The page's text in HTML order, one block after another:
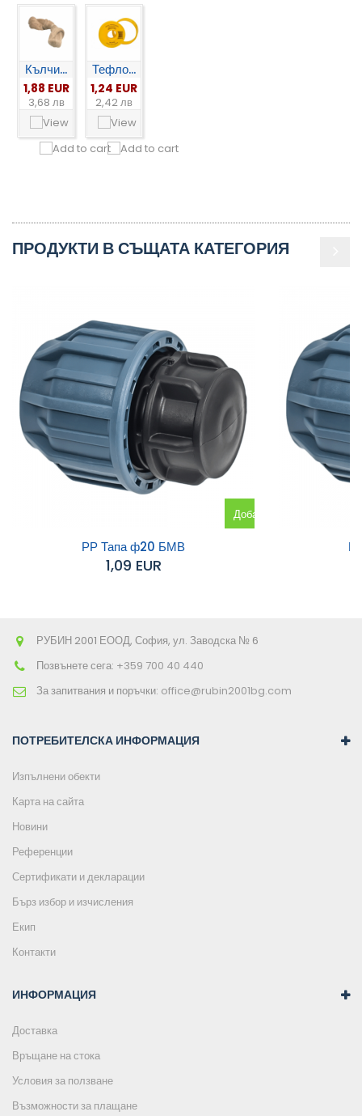
Кълчи...
1,88 EUR
3,68 лв
Тефло...
1,24 EUR
2,42 лв
ПРОДУКТИ В СЪЩАТА КАТЕГОРИЯ
Добавяне
РР Тапа ф20 БМВ
1,09 EUR
РУБИН 2001 ЕООД, София, ул. Заводска № 6
Позвънете сега: +359 700 40 440
За запитвания и поръчки: office@rubin2001bg.com
ПОТРЕБИТЕЛСКА ИНФОРМАЦИЯ
Изпълнени обекти
Карта на сайта
Новини
Референции
Сертификати и декларации
Бърз избор и изчисления
Екип
Контакти
ИНФОРМАЦИЯ
Доставка
Връщане на стока
Условия за ползване
Възможности за плащане